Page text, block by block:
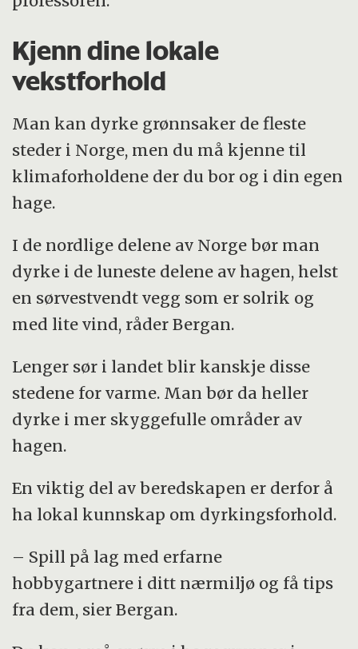
Kjenn dine lokale
vekstforhold
Man kan dyrke grønnsaker de fleste
steder i Norge, men du må kjenne til
klimaforholdene der du bor og i din egen
hage.
I de nordlige delene av Norge bør man
dyrke i de luneste delene av hagen, helst
en sørvestvendt vegg som er solrik og
med lite vind, råder Bergan.
Lenger sør i landet blir kanskje disse
stedene for varme. Man bør da heller
dyrke i mer skyggefulle områder av
hagen.
En viktig del av beredskapen er derfor å
ha lokal kunnskap om dyrkingsforhold.
– Spill på lag med erfarne
hobbygartnere i ditt nærmiljø og få tips
fra dem, sier Bergan.